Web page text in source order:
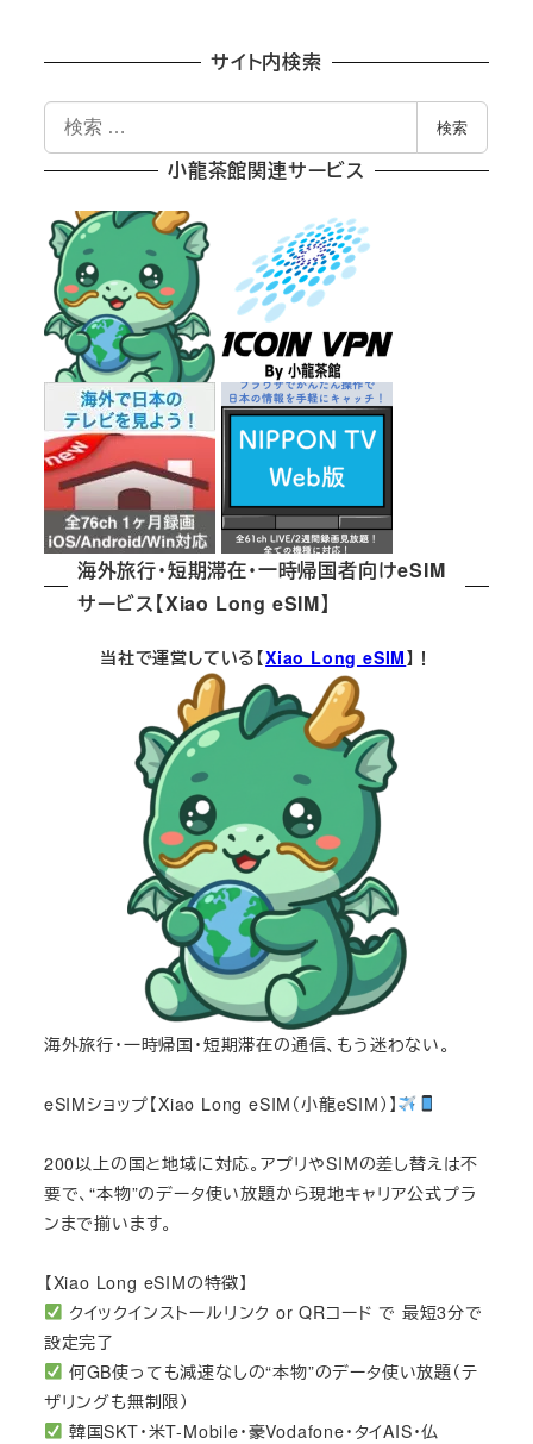
サイト内検索
索
検索
小龍茶館関連サービス
海外旅行・短期滞在・一時帰国者向けeSIM
サービス【Xiao Long eSIM】
当社で運営している【Xiao Long eSIM】！
海外旅行・一時帰国・短期滞在の通信、もう迷わない。
eSIMショップ【Xiao Long eSIM（小龍eSIM）】
200以上の国と地域に対応。アプリやSIMの差し替えは不
要で、“本物”のデータ使い放題から現地キャリア公式プラ
ンまで揃います。
【Xiao Long eSIMの特徴】
クイックインストールリンク or QRコード で 最短3分で
設定完了
何GB使っても減速なしの“本物”のデータ使い放題（テ
ザリングも無制限）
韓国SKT・米T-Mobile・豪Vodafone・タイAIS・仏